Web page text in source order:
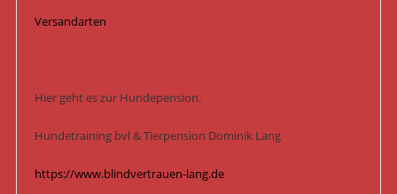
Versandarten
Hier geht es zur Hundepension.
Hundetraining bvl & Tierpension Dominik Lang
https://www.blindvertrauen-lang.de